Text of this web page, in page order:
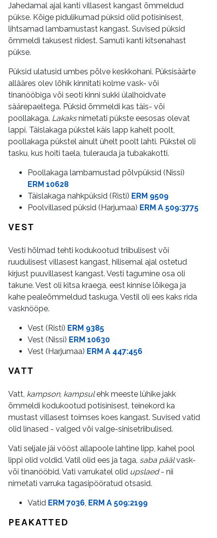
Jahedamal ajal kanti villasest kangast õmmeldud
pükse. Kõige pidulikumad püksid olid potisinisest,
lihtsamad lambamustast kangast. Suvised püksid
õmmeldi takusest riidest. Samuti kanti kitsenahast
pükse.
Püksid ulatusid umbes põlve keskkohani. Püksisäärte
allääres olev lõhik kinnitati kolme vask- või
tinanööbiga või seoti kinni sukki ülalhoidvate
säärepaeltega. Püksid õmmeldi kas täis- või
poollakaga. Lakaksnimetati pükste eesosas olevat
lappi. Täislakaga pükstel käis lapp kahelt poolt,
poollakaga pükstel ainult ühelt poolt lahti. Pükstel oli
tasku, kus hoiti taela, tulerauda ja tubakakotti.
Poollakaga lambamustad põlvpüksid (Nissi)
ERM 10628
Täislakaga nahkpüksid (Risti) ERM 9509
Poolvillased püksid (Harjumaa) ERM A 509:3775
VEST
Vesti hõlmad tehti kodukootud triibulisest või
ruudulisest villasest kangast, hilisemal ajal ostetud
kirjust puuvillasest kangast. Vesti tagumine osa oli
takune. Vest oli kitsa kraega, eest kinnise lõikega ja
kahe pealeõmmeldud taskuga. Vestil oli ees kaks rida
vasknööpe.
Vest (Risti) ERM 9385
Vest (Nissi) ERM 10630
Vest (Harjumaa) ERM A 447:456
VATT
Vatt, kampson, kampsulehk meeste lühike jakk
õmmeldi kodukootud potisinisest, teinekord ka
mustast villasest toimses koes kangast. Suvised vatid
olid linased - valged või valge-sinisetriibulised.
Vati seljale jäi vööst allapoole lahtine lipp, kahel pool
lippi olid voldid. Vatil olid ees ja taga, saba päälvask-
või tinanööbid. Vati varrukatel olid upslaed- nii
nimetati varruka tagasipööratud otsasid.
Vatid ERM 7036 ERM A 509:2199
PEAKATTED